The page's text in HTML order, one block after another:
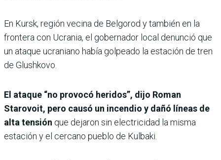
En Kursk, región vecina de Belgorod y también en la
frontera con Ucrania, el gobernador local denunció que
un ataque ucraniano había golpeado la estación de tren
de Glushkovo.
El ataque “no provocó heridos”, dijo Roman
Starovoit, pero causó un incendio y dañó líneas de
alta tensión que dejaron sin electricidad la misma
estación y el cercano pueblo de Kulbaki.